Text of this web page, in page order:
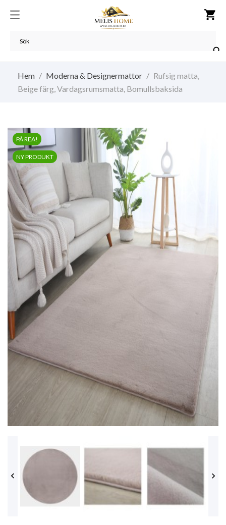
shopping_cart

Hem Moderna & Designermattor
Rufsig matta,
Beige färg, Vardagsrumsmatta, Bomullsbaksida
PÅ REA!
NY PRODUKT
 